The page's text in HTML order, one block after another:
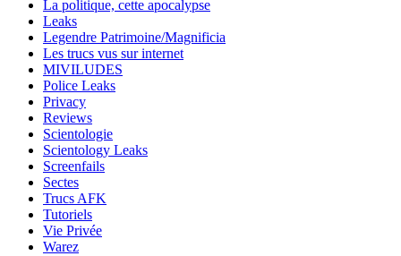
La politique, cette apocalypse
Leaks
Legendre Patrimoine/Magnificia
Les trucs vus sur internet
MIVILUDES
Police Leaks
Privacy
Reviews
Scientologie
Scientology Leaks
Screenfails
Sectes
Trucs AFK
Tutoriels
Vie Privée
Warez